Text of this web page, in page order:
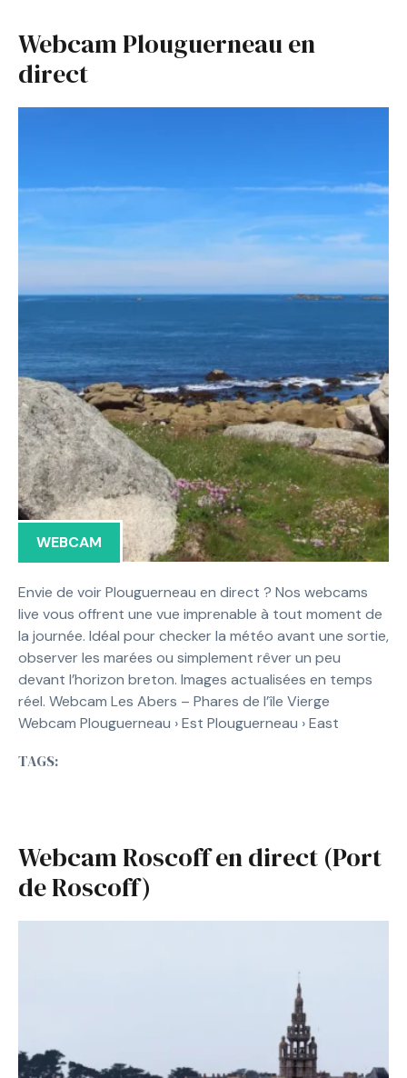
Webcam Plouguerneau en
direct
WEBCAM
Envie de voir Plouguerneau en direct ? Nos webcams
live vous offrent une vue imprenable à tout moment de
la journée. Idéal pour checker la météo avant une sortie,
observer les marées ou simplement rêver un peu
devant l’horizon breton. Images actualisées en temps
réel. Webcam Les Abers – Phares de l’île Vierge
Webcam Plouguerneau › Est Plouguerneau › East
TAGS:
Webcam Roscoff en direct (Port
de Roscoff)